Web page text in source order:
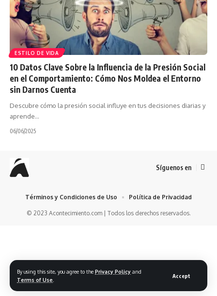
By using this site, you agree to the Privacy Policy and
Terms of Use
Accept
ESTILO DE VIDA
10 Datos Clave Sobre la Influencia de la Presión Social
en el Comportamiento: Cómo Nos Moldea el Entorno
sin Darnos Cuenta
Descubre cómo la presión social influye en tus decisiones diarias y
aprende…
06/06/2025
Síguenos en
© 2023 Acontecimiento.com | Todos los derechos reservados.
Términos y Condiciones de Uso Política de Privacidad